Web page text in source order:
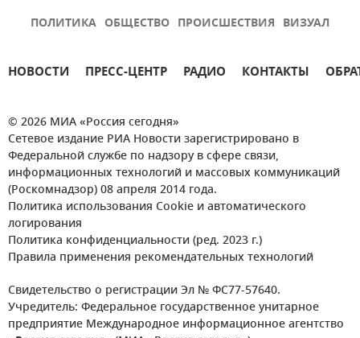
ПОЛИТИКА ОБЩЕСТВО ПРОИСШЕСТВИЯ ВИЗУАЛ
НОВОСТИ ПРЕСС-ЦЕНТР РАДИО КОНТАКТЫ
© 2026 МИА «Россия сегодня»
Сетевое издание РИА Новости зарегистрировано в
Федеральной службе по надзору в сфере связи,
информационных технологий и массовых коммуникаций
(Роскомнадзор) 08 апреля 2014 года.
Политика использования Cookie и автоматического
логирования
Политика конфиденциальности (ред. 2023 г.)
Правила применения рекомендательных технологий
Свидетельство о регистрации Эл № ФС77-57640.
Учредитель: Федеральное государственное унитарное
предприятие Международное информационное агентство